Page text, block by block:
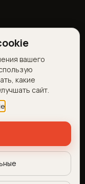
Политика обработки
вашего
какие
сайт.